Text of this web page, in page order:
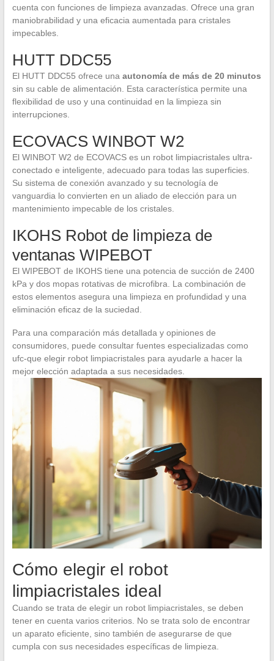
cuenta con funciones de limpieza avanzadas. Ofrece una gran
maniobrabilidad y una eficacia aumentada para cristales
impecables.
HUTT DDC55
El HUTT DDC55 ofrece una autonomía de más de 20 minutos
sin su cable de alimentación. Esta característica permite una
flexibilidad de uso y una continuidad en la limpieza sin
interrupciones.
ECOVACS WINBOT W2
El WINBOT W2 de ECOVACS es un robot limpiacristales ultra-
conectado e inteligente, adecuado para todas las superficies.
Su sistema de conexión avanzado y su tecnología de
vanguardia lo convierten en un aliado de elección para un
mantenimiento impecable de los cristales.
IKOHS Robot de limpieza de
ventanas WIPEBOT
El WIPEBOT de IKOHS tiene una potencia de succión de 2400
kPa y dos mopas rotativas de microfibra. La combinación de
estos elementos asegura una limpieza en profundidad y una
eliminación eficaz de la suciedad.
Para una comparación más detallada y opiniones de
consumidores, puede consultar fuentes especializadas como
ufc-que elegir robot limpiacristales para ayudarle a hacer la
mejor elección adaptada a sus necesidades.
Cómo elegir el robot
limpiacristales ideal
Cuando se trata de elegir un robot limpiacristales, se deben
tener en cuenta varios criterios. No se trata solo de encontrar
un aparato eficiente, sino también de asegurarse de que
cumpla con sus necesidades específicas de limpieza.